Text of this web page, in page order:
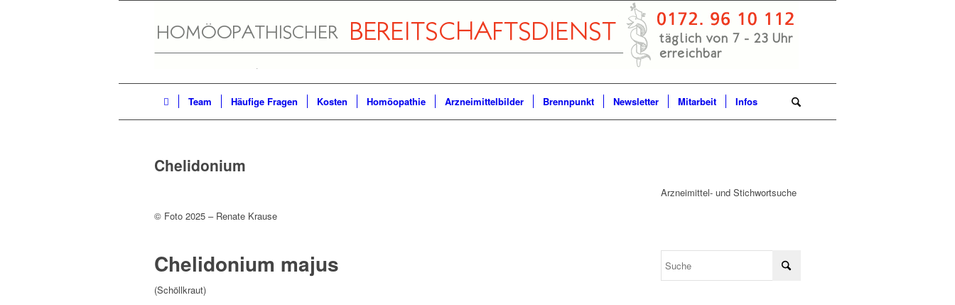
Team Häufige Fragen Kosten Homöopathie Arzneimittelbilder Brennpunkt Newsletter Mitarbeit Infos
Chelidonium
© Foto 2025 – Renate Krause
Chelidonium majus
(Schöllkraut)
Arzneimittel- und Stichwortsuche